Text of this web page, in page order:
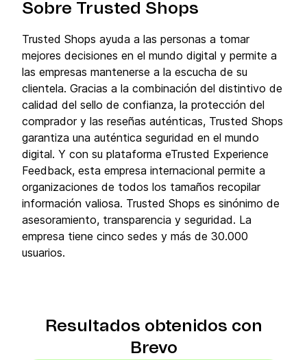
Sobre Trusted Shops
Trusted Shops ayuda a las personas a tomar
mejores decisiones en el mundo digital y permite a
las empresas mantenerse a la escucha de su
clientela. Gracias a la combinación del distintivo de
calidad del sello de confianza, la protección del
comprador y las reseñas auténticas, Trusted Shops
garantiza una auténtica seguridad en el mundo
digital. Y con su plataforma eTrusted Experience
Feedback, esta empresa internacional permite a
organizaciones de todos los tamaños recopilar
información valiosa. Trusted Shops es sinónimo de
asesoramiento, transparencia y seguridad. La
empresa tiene cinco sedes y más de 30.000
usuarios.
Resultados obtenidos con
Brevo